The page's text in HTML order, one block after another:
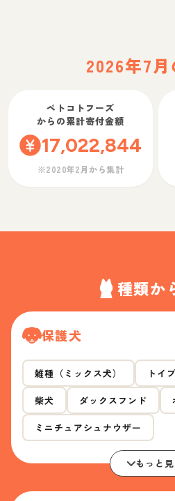
2026年7
ペトコトフーズ
からの累計寄付金額
17,022,844
※2020年2月から集計
種類か
保護犬
雑種（ミックス犬） トイ
柴犬 ダックスフンド
ミニチュアシュナウザー
もっと見